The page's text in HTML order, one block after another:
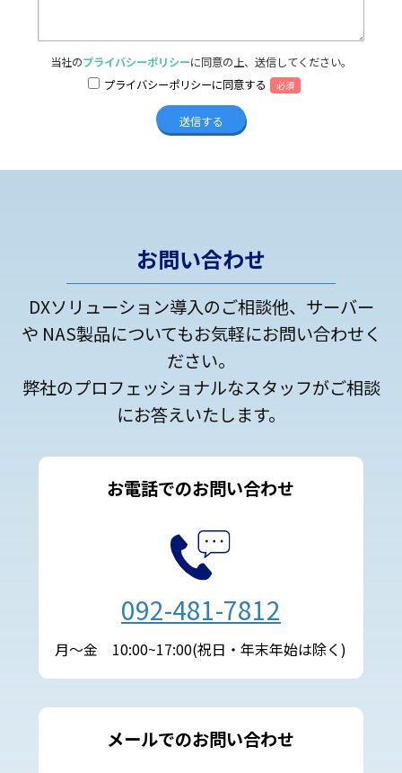
当社のプライバシーポリシーに同意の上、送信してください。
プライバシーポリシーに同意する
必須
お問い合わせ
DXソリューション導入のご相談他、サーバー
や NAS製品についてもお気軽にお問い合わせく
ださい。
弊社のプロフェッショナルなスタッフがご相談
にお答えいたします。
お電話でのお問い合わせ
092-481-7812
月～金 10:00~17:00(祝日・年末年始は除く)
メールでのお問い合わせ